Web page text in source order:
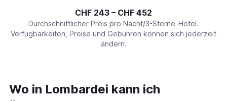
values.
Range:
CHF 243 – CHF 452
Durchschnittlicher Preis pro Nacht/3-Sterne-Hotel.
Verfügbarkeiten, Preise und Gebühren können sich jederzeit
ändern.
Wo in Lombardei kann ich